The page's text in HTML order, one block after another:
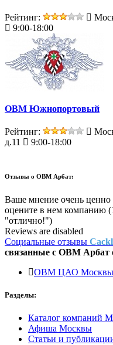
Рейтинг:
9:00-18:00
ОВМ Южнопортовый
Рейтинг:
д.11
9:00-18:00
Отзывы о ОВМ Арбат:
Ваше мнение очень ценно
оцените в нем компанию
"отлично!")
Reviews are disabled
Социальные отзывы Cackl
связанные с ОВМ Арбат
ОВМ ЦАО Москвы
Разделы:
Каталог компаний
Афиша Москвы
Статьи и